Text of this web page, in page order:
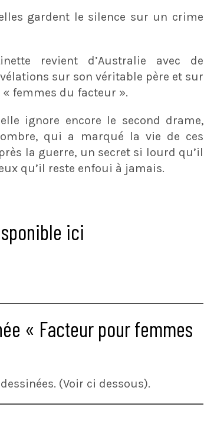
gardent le silence sur un crime
revient d’Australie avec de
sur son véritable père et sur
« femmes du facteur ».
ignore encore le second drame,
qui a marqué la vie de ces
la guerre, un secret si lourd qu’il
qu’il reste enfoui à jamais.
ici
« Facteur pour femmes
(Voir ci dessous).